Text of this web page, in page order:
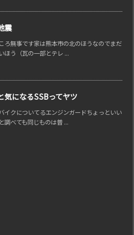
震
ろ無事です家は熊本市の北のほうなのでまだ
ほう（瓦の一部とテレ ...
気になるSSBってヤツ
イクについてるエンジンガードちょっといい
調べても同じものは普 ...